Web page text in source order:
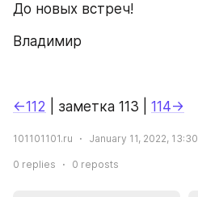
До новых встреч!
Владимир
←112 | заметка 113 | 114→
101101101.ru January 11, 2022, 13:30
0 replies 0 reposts